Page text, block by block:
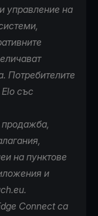
управление на
Потребителите
със
на пунктове
и
.
Connect са